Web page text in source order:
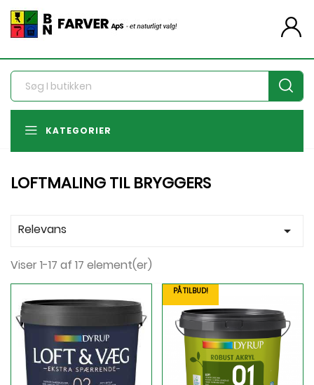
person
KATEGORIER
LOFTMALING TIL BRYGGERS
Relevans 
Viser 1-17 af 17 element(er)
PÅ TILBUD!